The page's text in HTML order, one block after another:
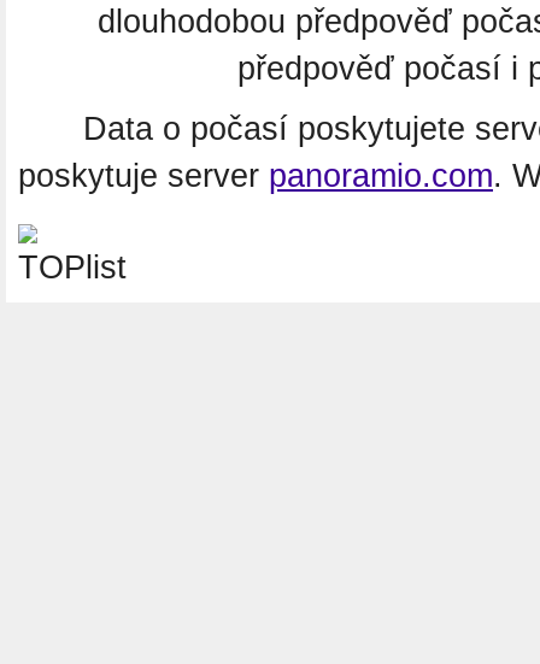
dlouhodobou předpověď
předpověď počasí i
Data o počasí poskytujete
poskytuje server panoramio.com.